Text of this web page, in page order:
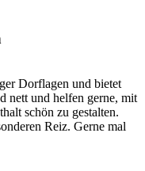
Dorflagen und bietet
nett und helfen gerne, mit
schön zu gestalten.
Reiz. Gerne mal